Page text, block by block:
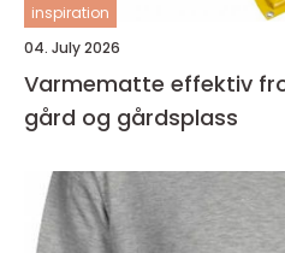
inspiration
04. July 2026
Varmematte effektiv frostbeskyttelse på
gård og gårdsplass